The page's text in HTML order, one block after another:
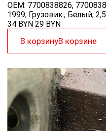
OEM: 7700838826,
1999; Грузовик.; Белый;
34 BYN 29 BYN
В корзинуВ корзине